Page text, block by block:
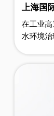
上海国
解析与
在工业
水环境